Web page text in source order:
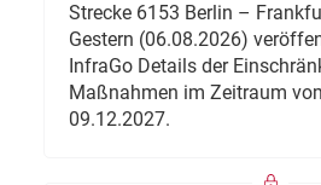
Strecke 6153 Berlin –
Gestern (06.08.2026)
InfraGo Details der
Maßnahmen im Zeitraum
09.12.2027.